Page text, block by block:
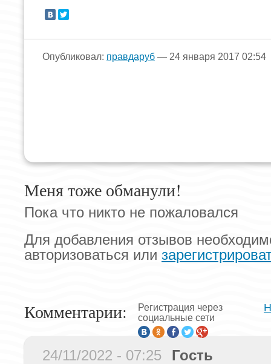
Опубликовал: правдаруб — 24 января 2017 02:54
Меня тоже обманули!
Пока что никто не пожаловался
Для добавления отзывов
авторизоваться или
Комментарии:
Регистрация через
социальные сети
24/11/2022 - 07:25
Гость